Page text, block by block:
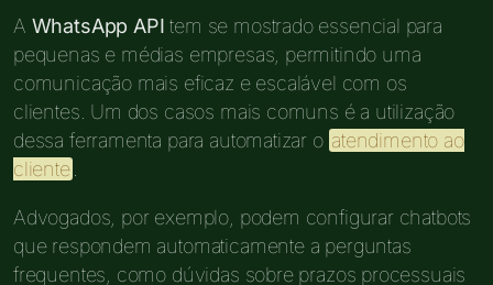
A WhatsApp API tem se mostrado essencial para
pequenas e médias empresas, permitindo uma
comunicação mais eficaz e escalável com os
clientes. Um dos casos mais comuns é a utilização
dessa ferramenta para automatizar o atendimento ao
cliente .
Advogados, por exemplo, podem configurar chatbots
que respondem automaticamente a perguntas
frequentes, como dúvidas sobre prazos processuais